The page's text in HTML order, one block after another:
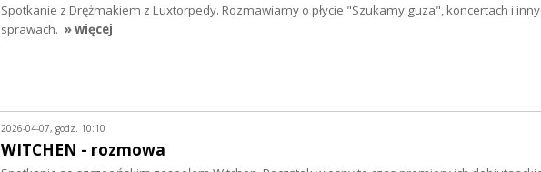
Spotkanie z Drężmakiem z Luxtorpedy. Rozmawiamy o płycie "Szukamy guza", koncertach i
sprawach. » więcej
2026-04-07, godz. 10:10
WITCHEN - rozmowa